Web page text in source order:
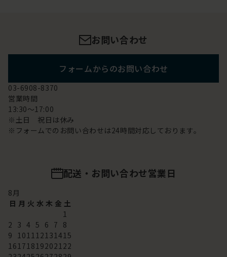
お問い合わせ
フォームからのお問い合わせ
03-6908-8370
営業時間
13:30～17:00
※土日 祝日は休み
※フォームでのお問い合わせは24時間対応しております。
配送・お問い合わせ営業日
8月
日 月 火 水 木 金 土
1
2 3 4 5 6 7 8
9 101112131415
16171819202122